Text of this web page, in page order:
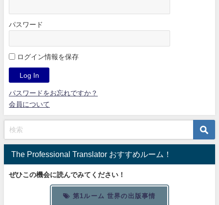
パスワード
ログイン情報を保存
パスワードをお忘れですか？
会員について
The Professional Translator おすすめルーム！
ぜひこの機会に読んでみてください！
第1ルーム 世界の出版事情